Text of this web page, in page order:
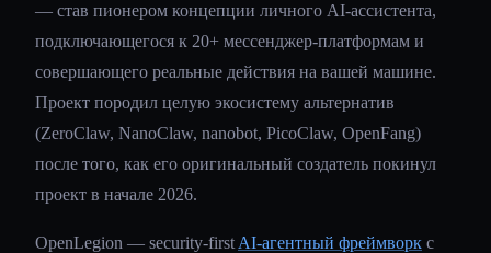
— став пионером концепции личного AI-ассистента,
подключающегося к 20+ мессенджер-платформам и
совершающего реальные действия на вашей машине.
Проект породил целую экосистему альтернатив
(ZeroClaw, NanoClaw, nanobot, PicoClaw, OpenFang)
после того, как его оригинальный создатель покинул
проект в начале 2026.
OpenLegion — security-first AI-агентный фреймворк с